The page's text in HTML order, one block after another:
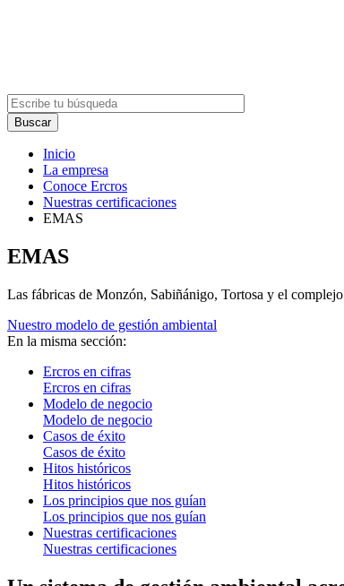
Inicio
La empresa
Conoce Ercros
Nuestras certificaciones
EMAS
EMAS
Las fábricas de Monzón, Sabiñánigo, Tortosa y el
Nuestro modelo de gestión ambiental
En la misma sección:
Ercros en cifras
Ercros en cifras
Modelo de negocio
Modelo de negocio
Casos de éxito
Casos de éxito
Hitos históricos
Hitos históricos
Los principios que nos guían
Los principios que nos guían
Nuestras certificaciones
Nuestras certificaciones